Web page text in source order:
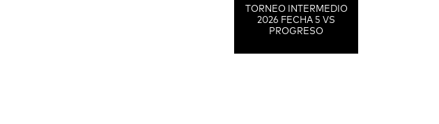
TORNEO INTERMEDIO
2026 FECHA 5 VS
PROGRESO